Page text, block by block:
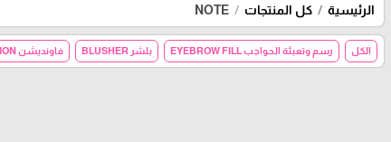
الرئيسية
كل المنتجات NOTE
الكل رسم وتعبئة الحواجب EYEBROW FILL بلشر BLUSHER فاونديشن FOUNDATION